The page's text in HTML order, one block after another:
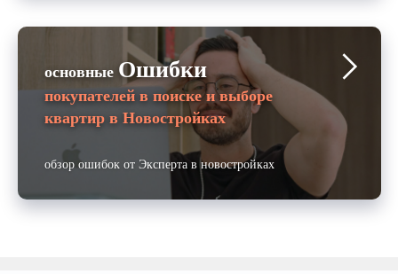
основные Ошибки
покупателей в поиске и выборе
квартир в Новостройках
обзор ошибок от Эксперта в новостройках